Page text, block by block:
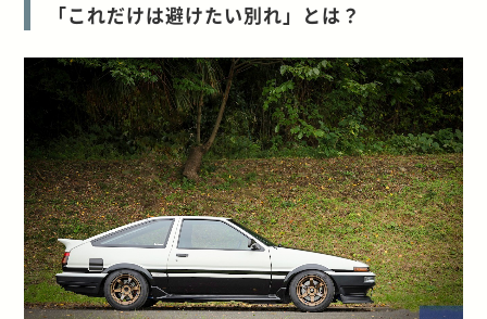
「これだけは避けたい別れ」とは？